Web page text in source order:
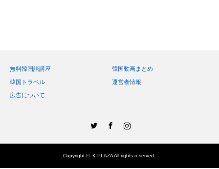
無料韓国語講座
韓国動画まとめ
韓国トラベル
運営者情報
広告について
Copyright ©K-PLAZAAll rights reserved.